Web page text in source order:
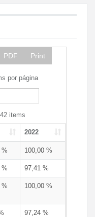
PDF Print
por página
items
2022
% 100,00 %
% 97,41 %
% 100,00 %
97,24 %